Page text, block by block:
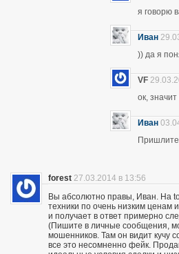
я говорю
Иван
)) да я
VF
ок,
Иван
Пришлите
forest 27.03.2014 в 13:56
Вы абсолютно правы, Иван. На
техники по очень низким ценам
и получает в ответ примерно
(Пишите в личные сообщения,
мошенников. Там он видит кучу
все это несомненно фейк.